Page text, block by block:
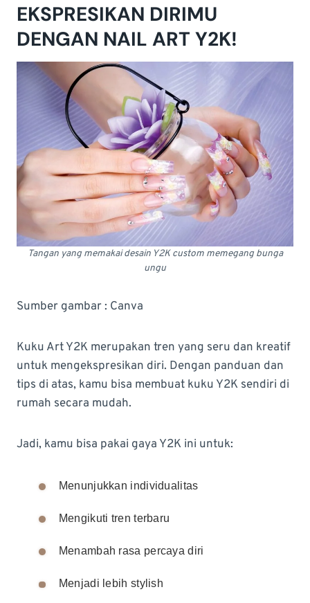
EKSPRESIKAN DIRIMU
DENGAN NAIL ART Y2K!
Tangan yang memakai desain Y2K custom memegang bunga
ungu
Sumber gambar : Canva
Kuku Art Y2K merupakan tren yang seru dan kreatif
untuk mengekspresikan diri. Dengan panduan dan
tips di atas, kamu bisa membuat kuku Y2K sendiri di
rumah secara mudah.
Jadi, kamu bisa pakai gaya Y2K ini untuk:
Menunjukkan individualitas
Mengikuti tren terbaru
Menambah rasa percaya diri
Menjadi lebih stylish